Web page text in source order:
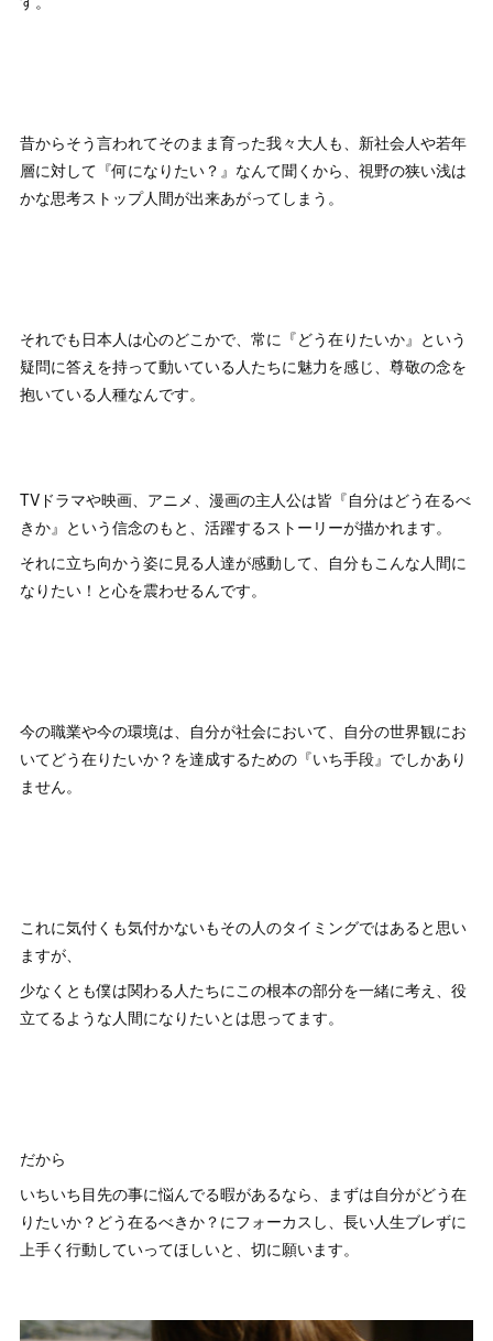
昔からそう言われてそのまま育った我々大人も、新社会人や若年
層に対して『何になりたい？』なんて聞くから、視野の狭い浅は
かな思考ストップ人間が出来あがってしまう。
それでも日本人は心のどこかで、常に『どう在りたいか』という
疑問に答えを持って動いている人たちに魅力を感じ、尊敬の念を
抱いている人種なんです。
TVドラマや映画、アニメ、漫画の主人公は皆『自分はどう在るべ
きか』という信念のもと、活躍するストーリーが描かれます。
それに立ち向かう姿に見る人達が感動して、自分もこんな人間に
なりたい！と心を震わせるんです。
今の職業や今の環境は、自分が社会において、自分の世界観にお
いてどう在りたいか？を達成するための『いち手段』でしかあり
ません。
これに気付くも気付かないもその人のタイミングではあると思い
ますが、
少なくとも僕は関わる人たちにこの根本の部分を一緒に考え、役
立てるような人間になりたいとは思ってます。
だから
いちいち目先の事に悩んでる暇があるなら、まずは自分がどう在
りたいか？どう在るべきか？にフォーカスし、長い人生ブレずに
上手く行動していってほしいと、切に願います。